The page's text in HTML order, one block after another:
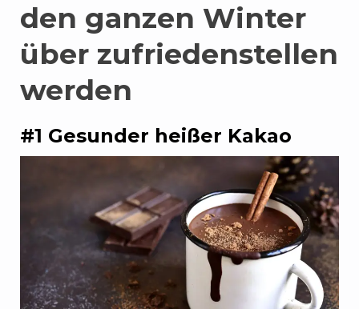
den ganzen Winter
über zufriedenstellen
werden
#1 Gesunder heißer Kakao